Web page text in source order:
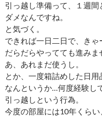
引っ越し準備って、１週
ダメなんですね。
と気づく。
できれば一日二日で、きゃ
だらだらやってても進みま
あ、あれまだ使うし。
とか、一度箱詰めした日用
なんというか…何度経験し
引っ越しという行為。
今度の部屋には10年くらい